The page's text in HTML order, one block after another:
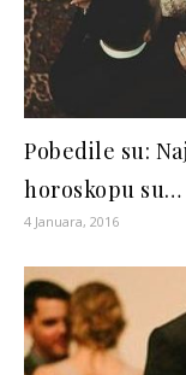
Pobedile su:
horoskopu su…
4 Januara, 2016